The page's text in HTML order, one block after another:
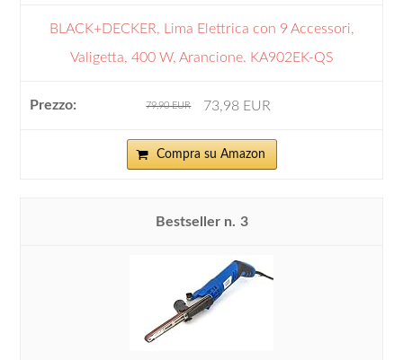
BLACK+DECKER, Lima Elettrica con 9 Accessori,
Valigetta, 400 W, Arancione. KA902EK-QS
79,90 EUR 73,98 EUR
Compra su Amazon
3